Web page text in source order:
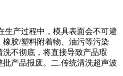
生产过程中，模具表面会不可避
胶/塑料附着物、油污等污染
不彻底，将直接导致产品瑕
产品报废。二.传统清洗超声波